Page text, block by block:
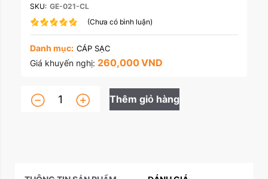
SKU: GE-021-CL
(Chưa có bình luận)
Danh mục: CÁP SẠC
Giá khuyến nghị: 260,000VND
Thêm giỏ hàng